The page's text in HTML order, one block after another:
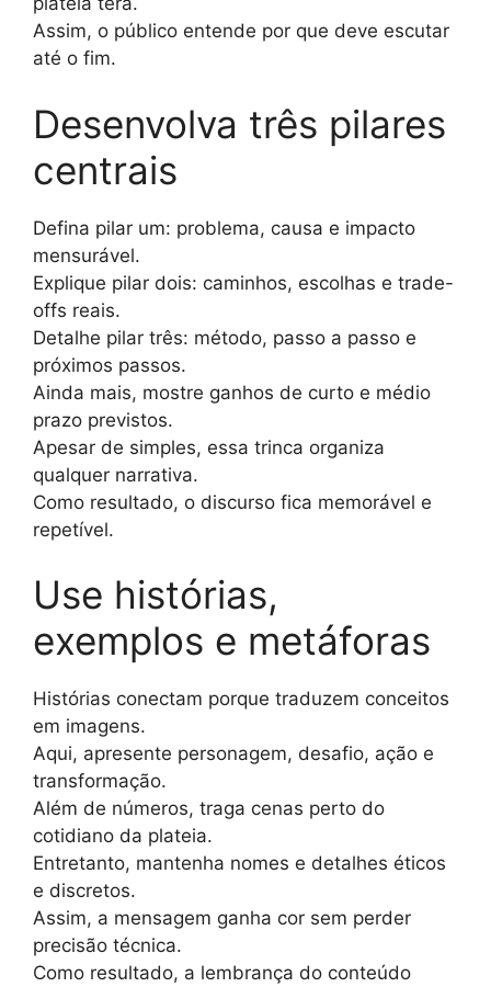
Assim, o público entende por que deve escutar
até o fim.
Desenvolva três pilares
centrais
Defina pilar um: problema, causa e impacto
mensurável.
Explique pilar dois: caminhos, escolhas e trade-
offs reais.
Detalhe pilar três: método, passo a passo e
próximos passos.
Ainda mais, mostre ganhos de curto e médio
prazo previstos.
Apesar de simples, essa trinca organiza
qualquer narrativa.
Como resultado, o discurso fica memorável e
repetível.
Use histórias,
exemplos e metáforas
Histórias conectam porque traduzem conceitos
em imagens.
Aqui, apresente personagem, desafio, ação e
transformação.
Além de números, traga cenas perto do
cotidiano da plateia.
Entretanto, mantenha nomes e detalhes éticos
e discretos.
Assim, a mensagem ganha cor sem perder
precisão técnica.
Como resultado, a lembrança do conteúdo